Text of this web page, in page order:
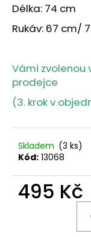
Délka: 74 cm
Rukáv: 67 cm/
Vámi zvolenou
prodejce
(3. krok v
Skladem (3 ks)
Kód: 13068
495 Kč